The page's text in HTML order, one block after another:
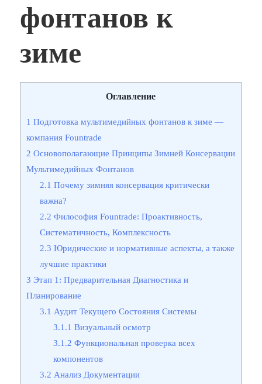
фонтанов к
зиме
Оглавление
1 Подготовка мультимедийных фонтанов к зиме —
компания Fountrade
2 Основополагающие Принципы Зимней Консервации
Мультимедийных Фонтанов
2.1 Почему зимняя консервация критически
важна?
2.2 Философия Fountrade: Проактивность,
Систематичность, Комплексность
2.3 Юридические и нормативные аспекты, а также
лучшие практики
3 Этап 1: Предварительная Диагностика и
Планирование
3.1 Аудит Текущего Состояния Системы
3.1.1 Визуальный осмотр
3.1.2 Функциональная проверка всех
компонентов
3.2 Анализ Документации